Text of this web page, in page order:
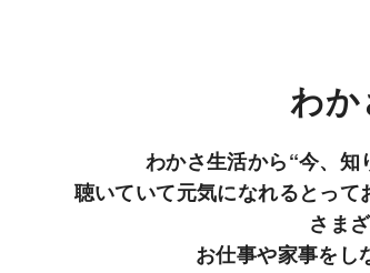
わ
わかさ生活から“今、知
聴いていて元気になれるとって
さま
お仕事や家事をし